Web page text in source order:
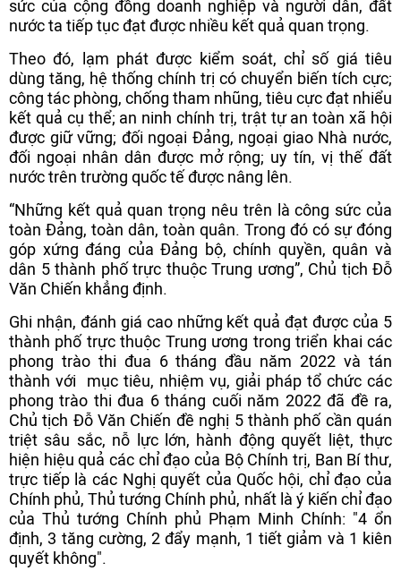
sức của cộng đồng doanh nghiệp và người dân, đất
nước ta tiếp tục đạt được nhiều kết quả quan trọng.
Theo đó, lạm phát được kiểm soát, chỉ số giá tiêu
dùng tăng, hệ thống chính trị có chuyển biến tích cực;
công tác phòng, chống tham nhũng, tiêu cực đạt nhiểu
kết quả cụ thể; an ninh chính trị, trật tự an toàn xã hội
được giữ vững; đối ngoại Đảng, ngoại giao Nhà nước,
đối ngoại nhân dân được mở rộng; uy tín, vị thế đất
nước trên trường quốc tế được nâng lên.
“Những kết quả quan trọng nêu trên là công sức của
toàn Đảng, toàn dân, toàn quân. Trong đó có sự đóng
góp xứng đáng của Đảng bộ, chính quyền, quân và
dân 5 thành phố trực thuộc Trung ương”, Chủ tịch Đỗ
Văn Chiến khẳng định.
Ghi nhận, đánh giá cao những kết quả đạt được của 5
thành phố trực thuộc Trung ương trong triển khai các
phong trào thi đua 6 tháng đầu năm 2022 và tán
thành với mục tiêu, nhiệm vụ, giải pháp tổ chức các
phong trào thi đua 6 tháng cuối năm 2022 đã đề ra,
Chủ tịch Đỗ Văn Chiến đề nghị 5 thành phố cần quán
triệt sâu sắc, nỗ lực lớn, hành động quyết liệt, thực
hiện hiệu quả các chỉ đạo của Bộ Chính trị, Ban Bí thư,
trực tiếp là các Nghị quyết của Quốc hội, chỉ đạo của
Chính phủ, Thủ tướng Chính phủ, nhất là ý kiến chỉ đạo
của Thủ tướng Chính phủ Phạm Minh Chính: "4 ổn
định, 3 tăng cường, 2 đẩy mạnh, 1 tiết giảm và 1 kiên
quyết không".